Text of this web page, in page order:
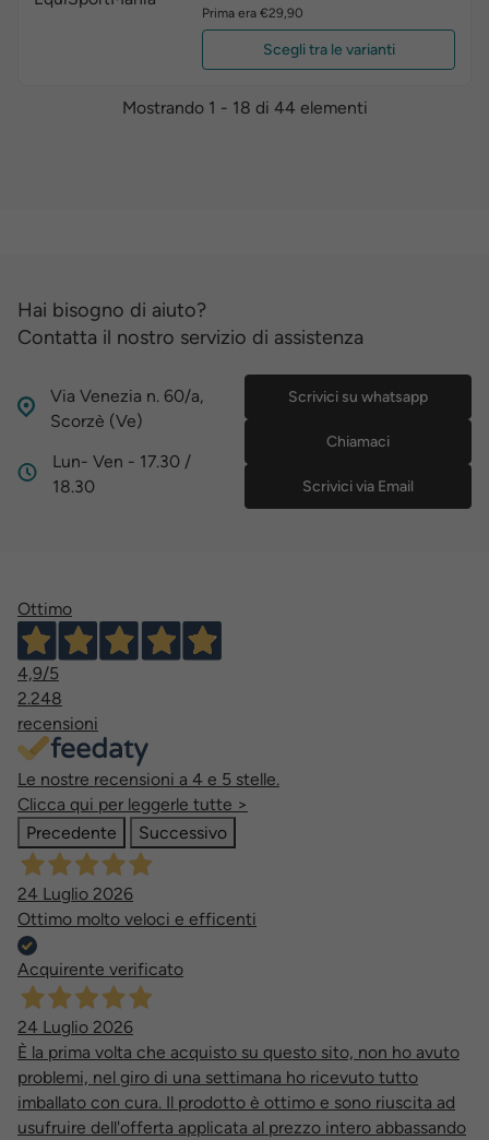
Prima era €29,90
Scegli tra le varianti
Mostrando 1 - 18 di 44 elementi
Hai bisogno di aiuto?
Contatta il nostro servizio di assistenza
Via Venezia n. 60/a,
Scorzè (Ve)
Lun- Ven - 17.30 /
18.30
Scrivici su whatsapp
Chiamaci
Scrivici via Email
Ottimo
4,9/5
2.248
recensioni
Le nostre recensioni a 4 e 5 stelle.
Clicca qui per leggerle tutte >
Precedente
Successivo
24 Luglio 2026
Ottimo molto veloci e efficenti
Acquirente verificato
24 Luglio 2026
È la prima volta che acquisto su questo sito, non ho avuto
problemi, nel giro di una settimana ho ricevuto tutto
imballato con cura. Il prodotto è ottimo e sono riuscita ad
usufruire dell'offerta applicata al prezzo intero abbassando